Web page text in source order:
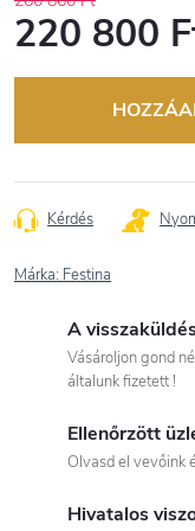
220 800
Kérdés
Márka: Festina
A
Vásároljon gond
általunk fizetett !
Ellenőrzött
Olvasd el vevőink
Hivatalos